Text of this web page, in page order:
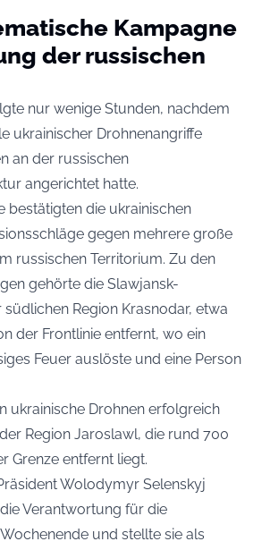
Kampagne
der russischen
nur wenige Stunden, nachdem
ukrainischer Drohnenangriffe
an der russischen
angerichtet hatte.
bestätigten die ukrainischen
gegen mehrere große
russischen Territorium. Zu den
gehörte die Slawjansk-
südlichen Region Krasnodar, etwa
der Frontlinie entfernt, wo ein
Feuer auslöste und eine Person
ukrainische Drohnen erfolgreich
Region Jaroslawl, die rund 700
Grenze entfernt liegt.
Wolodymyr Selenskyj
Verantwortung für die
und stellte sie als